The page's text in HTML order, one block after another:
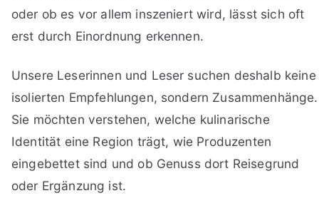
oder ob es vor allem inszeniert wird, lässt sich oft
erst durch Einordnung erkennen.
Unsere Leserinnen und Leser suchen deshalb keine
isolierten Empfehlungen, sondern Zusammenhänge.
Sie möchten verstehen, welche kulinarische
Identität eine Region trägt, wie Produzenten
eingebettet sind und ob Genuss dort Reisegrund
oder Ergänzung ist.